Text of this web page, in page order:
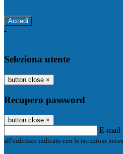
-
Seleziona utente
button close ×
Recupero password
button close ×
E-mail
all'indirizzo indicato con le istruzioni